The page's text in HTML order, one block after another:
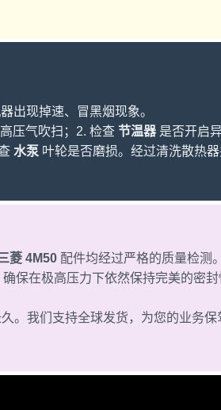
出现掉速、冒黑烟现象。
压气吹扫；2. 检查 节温器是否开启
水泵 叶轮是否磨损。经过清洗散热
菱 4M50 配件均经过严格的质量检测
保在极高压力下依然保持完美的密封
。我们支持全球发货，为您的业务保